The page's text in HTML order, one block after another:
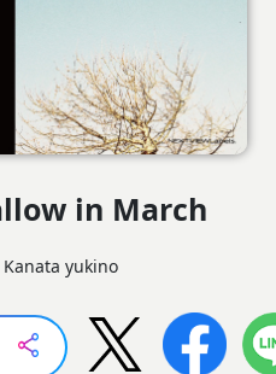
in March
Kanata yukino